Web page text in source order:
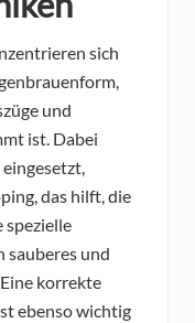
sich
und
ist. Dabei
das hilft, die
spezielle
sauberes und
korrekte
ebenso wichtig